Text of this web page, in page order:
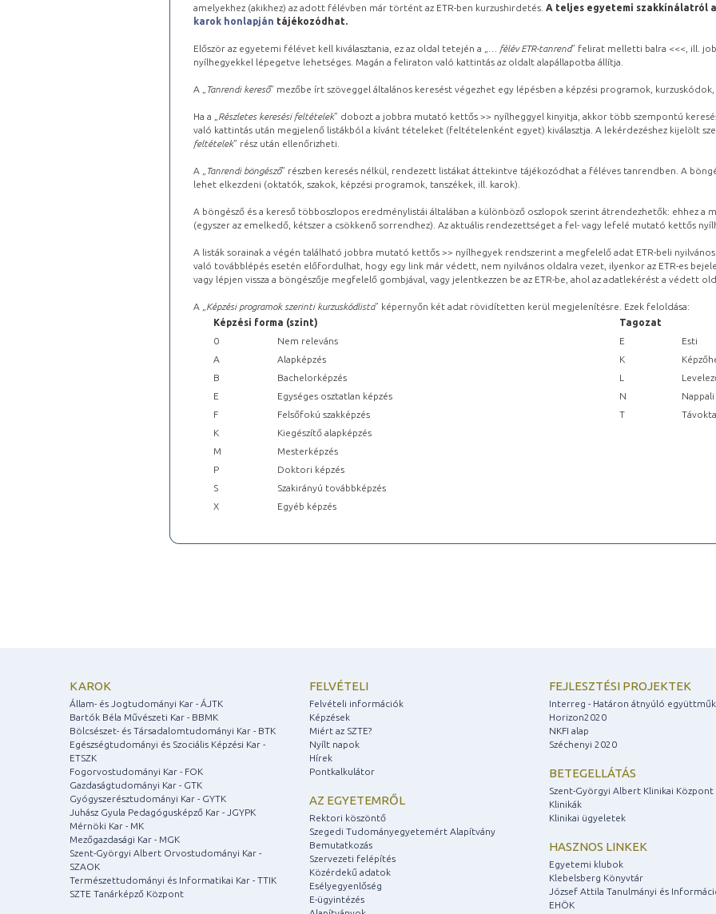
amelyekhez (akikhez) az adott félévben már történt az ETR-ben kurzushirdetés. A teljes egyetemi szakkínálatról a
karok honlapján tájékozódhat.
Először az egyetemi félévet kell kiválasztania, ez az oldal tetején a „ … félév ETR-tanrend” felirat melletti balra <<<, ill.
nyílhegyekkel lépegetve lehetséges. Magán a feliraton való kattintás az oldalt alapállapotba állítja.
A „ Tanrendi kereső” mezőbe írt szöveggel általános keresést végezhet egy lépésben a képzési programok,
Ha a „ Részletes keresési feltételek” dobozt a jobbra mutató kettős >> nyílheggyel kinyitja, akkor több szempontú
való kattintás után megjelenő listákból a kívánt tételeket (feltételenként egyet) kiválasztja. A lekérdezéshez kijelölt
feltételek” rész után ellenőrizheti.
A „ Tanrendi böngésző” részben keresés nélkül, rendezett listákat áttekintve tájékozódhat a féléves tanrendben. A
lehet elkezdeni (oktatók, szakok, képzési programok, tanszékek, ill. karok).
A böngésző és a kereső többoszlopos eredménylistái általában a különböző oszlopok szerint átrendezhetők: ehhez a
(egyszer az emelkedő, kétszer a csökkenő sorrendhez). Az aktuális rendezettséget a fel- vagy lefelé mutató kettős
A listák sorainak a végén található jobbra mutató kettős >> nyílhegyek rendszerint a megfelelő adat ETR-beli
való továbblépés esetén előfordulhat, hogy egy link már védett, nem nyilvános oldalra vezet, ilyenkor az ETR-es
vagy lépjen vissza a böngészője megfelelő gombjával, vagy jelentkezzen be az ETR-be, ahol az adatlekérést a védett
A „ Képzési programok szerinti kurzuskódlista” képernyőn két adat rövidítetten kerül megjelenítésre. Ezek feloldása:
Képzési forma (szint)
Tagozat
0
Nem releváns E
Esti
A
Alapképzés K
B
Bachelorképzés L
E
Egységes osztatlan képzés N
Nappali
F
Felsőfokú szakképzés T
K
Kiegészítő alapképzés
M
Mesterképzés
P
Doktori képzés
S
Szakirányú továbbképzés
X
Egyéb képzés
KAROK
Állam- és Jogtudományi Kar - ÁJTK
Bartók Béla Művészeti Kar - BBMK
Bölcsészet- és Társadalomtudományi Kar - BTK
Egészségtudományi és Szociális Képzési Kar -
ETSZK
Fogorvostudományi Kar - FOK
Gazdaságtudományi Kar - GTK
Gyógyszerésztudományi Kar - GYTK
Juhász Gyula Pedagógusképző Kar - JGYPK
Mérnöki Kar - MK
Mezőgazdasági Kar - MGK
Szent-Györgyi Albert Orvostudományi Kar -
SZAOK
Természettudományi és Informatikai Kar - TTIK
SZTE Tanárképző Központ
FELVÉTELI
Felvételi információk
Képzések
Miért az SZTE?
Nyílt napok
Hírek
Pontkalkulátor
AZ EGYETEMRŐL
Rektori köszöntő
Szegedi Tudományegyetemért Alapítvány
Bemutatkozás
Szervezeti felépítés
Közérdekű adatok
Esélyegyenlőség
E-ügyintézés
FEJLESZTÉSI PROJEKTEK
Interreg - Határon átnyúló
Horizon2020
NKFI alap
Széchenyi 2020
BETEGELLÁTÁS
Szent-Györgyi Albert Klinikai Központ
Klinikák
Klinikai ügyeletek
HASZNOS LINKEK
Egyetemi klubok
Klebelsberg Könyvtár
József Attila Tanulmányi és
EHÖK